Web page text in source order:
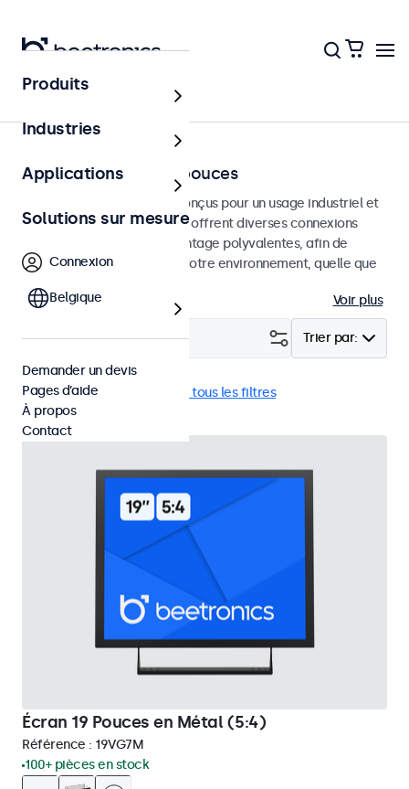
Accueil
Moniteurs de 7 à 32 pouces
Moniteurs professionnels conçus pour un usage industriel et
commercial. Ces moniteurs offrent diverses connexions
vidéo et des options de montage polyvalentes, afin de
s'intégrer facilement dans votre environnement, quelle que
Voir plus
Trier par:
Filtrer (1)
Anti-vandales Supprimer tous les filtres
Écran 19 Pouces en Métal (5:4)
Référence : 19VG7M
100+ pièces en stock
Produits
Industries
Applications
Solutions sur mesure
Connexion
Belgique
Demander un devis
Pages d’aide
À propos
Contact